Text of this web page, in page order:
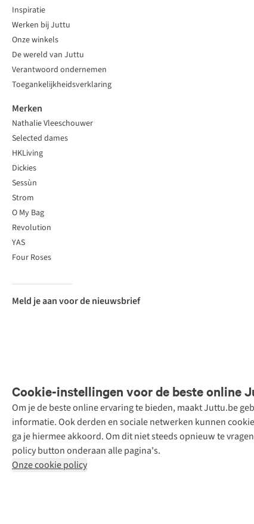
Cookie-instellingen voor de beste online
Om je de beste online ervaring te bieden, maakt Juttu.be
informatie. Ook derden en sociale netwerken kunnen
ga je hiermee akkoord. Om dit niet steeds opnieuw te
policy button onderaan alle pagina's.
Onze cookie policy
Inspiratie
Werken bij Juttu
Onze winkels
De wereld van Juttu
Verantwoord ondernemen
Toegankelijkheidsverklaring
Merken
Nathalie Vleeschouwer
Selected dames
HKLiving
Dickies
Sessùn
Strom
O My Bag
Revolution
YAS
Four Roses
Meld je aan voor de nieuwsbrief
Retail Concepts
N.V.,
Smallandlaan
9, 2660